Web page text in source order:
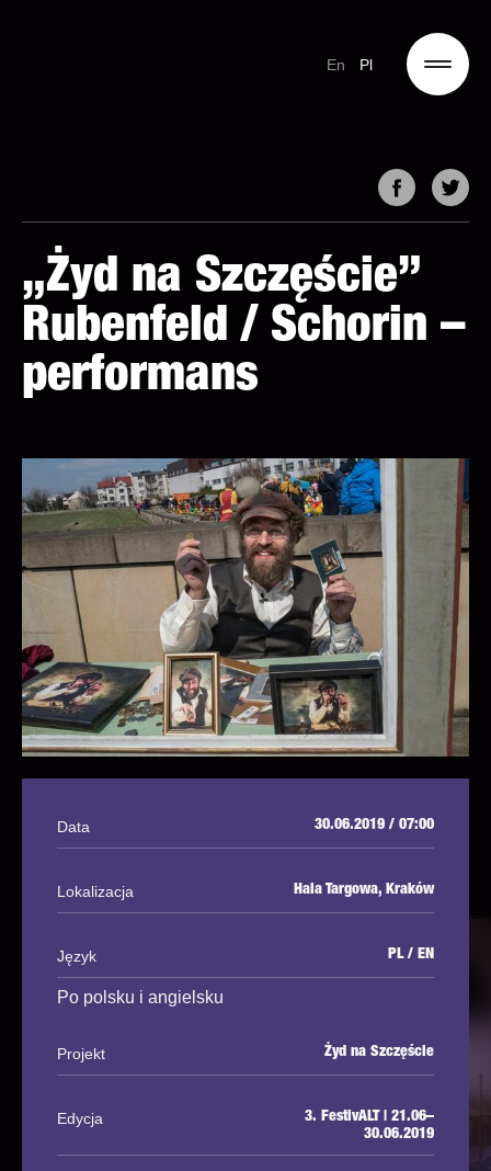
Pl
En
„Żyd na Szczęście”
Rubenfeld / Schorin –
performans
Data 30.06.2019 / 07:00
Lokalizacja Hala Targowa, Kraków
Język PL / EN
Po polsku i angielsku
Projekt Żyd na Szczęście
Edycja
3. FestivALT | 21.06–
30.06.2019